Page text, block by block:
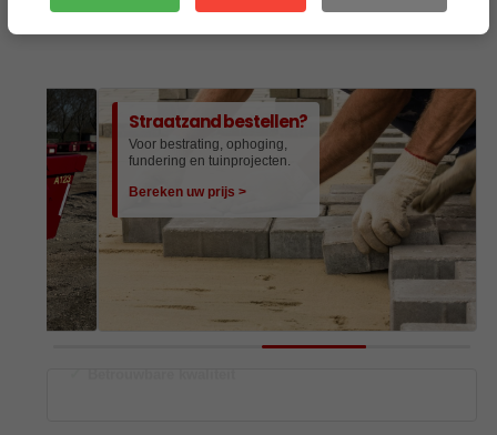
|
Straatzand bestellen?
Voor bestrating, ophoging,
fundering en tuinprojecten.
Bereken uw prijs >